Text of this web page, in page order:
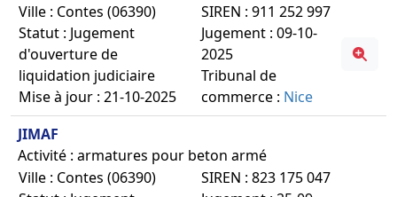
Ville : Contes (06390)
Statut : Jugement
d'ouverture de
liquidation judiciaire
Mise à jour : 21-10-2025
SIREN : 911 252 997
Jugement : 09-10-
2025
Tribunal de
commerce : Nice
JIMAF
Activité : armatures pour beton armé
Ville : Contes (06390)
SIREN : 823 175 047